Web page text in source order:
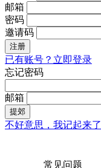
邮箱
密码
邀请码
注册
已有账号？立即登录
忘记密码
邮箱
提郊
不好意思，我记起来了
常见问题